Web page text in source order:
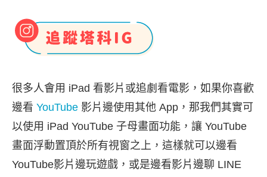
很多人會用 iPad 看影片或追劇看電影，如果你喜歡
邊看 YouTube 影片邊使用其他 App，那我們其實可
以使用 iPad YouTube 子母畫面功能，讓 YouTube
畫面浮動置頂於所有視窗之上，這樣就可以邊看
YouTube影片邊玩遊戲，或是邊看影片邊聊 LINE